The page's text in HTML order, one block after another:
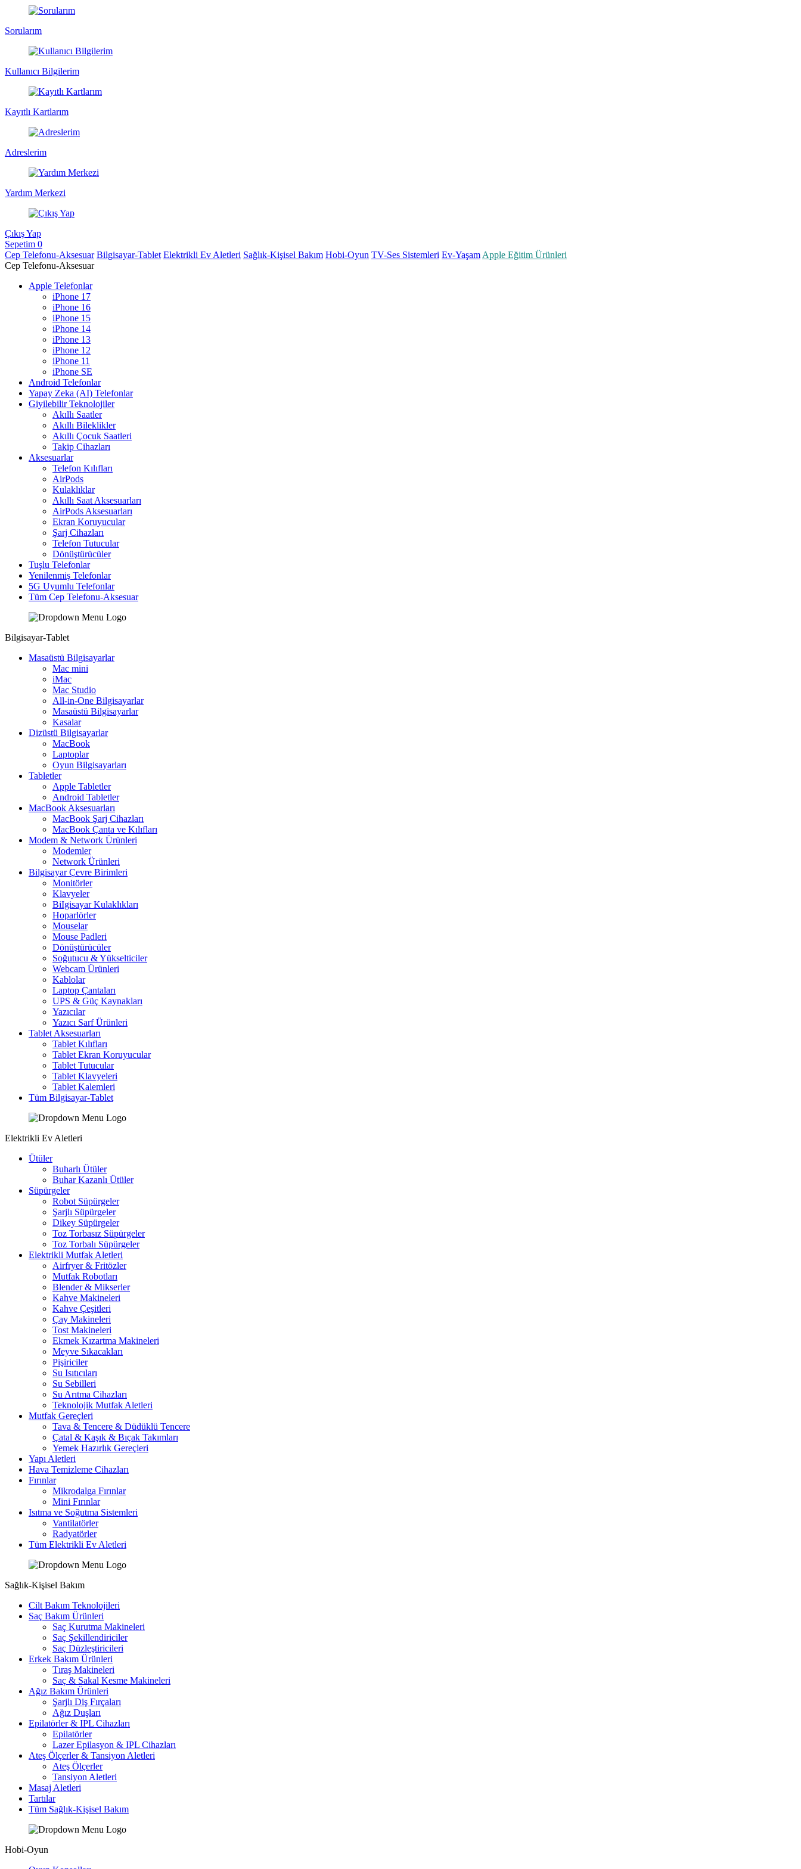
Sorularım
Kullanıcı Bilgilerim
Kayıtlı Kartlarım
Adreslerim
Yardım Merkezi
Çıkış Yap
Sepetim 0
Cep Telefonu-Aksesuar Bilgisayar-Tablet Elektrikli Ev Aletleri Sağlık-Kişisel Bakım Hobi-Oyun TV-Ses Sistemleri Ev-Yaşam Apple Eğitim Ürünleri
Cep Telefonu-Aksesuar
Apple Telefonlar
iPhone 17
iPhone 16
iPhone 15
iPhone 14
iPhone 13
iPhone 12
iPhone 11
iPhone SE
Android Telefonlar
Yapay Zeka (AI) Telefonlar
Giyilebilir Teknolojiler
Akıllı Saatler
Akıllı Bileklikler
Akıllı Çocuk Saatleri
Takip Cihazları
Aksesuarlar
Telefon Kılıfları
AirPods
Kulaklıklar
Akıllı Saat Aksesuarları
AirPods Aksesuarları
Ekran Koruyucular
Şarj Cihazları
Telefon Tutucular
Dönüştürücüler
Tuşlu Telefonlar
Yenilenmiş Telefonlar
5G Uyumlu Telefonlar
Tüm Cep Telefonu-Aksesuar
Bilgisayar-Tablet
Masaüstü Bilgisayarlar
Mac mini
iMac
Mac Studio
All-in-One Bilgisayarlar
Masaüstü Bilgisayarlar
Kasalar
Dizüstü Bilgisayarlar
MacBook
Laptoplar
Oyun Bilgisayarları
Tabletler
Apple Tabletler
Android Tabletler
MacBook Aksesuarları
MacBook Şarj Cihazları
MacBook Çanta ve Kılıfları
Modem & Network Ürünleri
Modemler
Network Ürünleri
Bilgisayar Çevre Birimleri
Monitörler
Klavyeler
BiIgisayar Kulaklıkları
Hoparlörler
Mouselar
Mouse Padleri
Dönüştürücüler
Soğutucu & Yükselticiler
Webcam Ürünleri
Kablolar
Laptop Çantaları
UPS & Güç Kaynakları
Yazıcılar
Yazıcı Sarf Ürünleri
Tablet Aksesuarları
Tablet Kılıfları
Tablet Ekran Koruyucular
Tablet Tutucular
Tablet Klavyeleri
Tablet Kalemleri
Tüm Bilgisayar-Tablet
Elektrikli Ev Aletleri
Ütüler
Buharlı Ütüler
Buhar Kazanlı Ütüler
Süpürgeler
Robot Süpürgeler
Şarjlı Süpürgeler
Dikey Süpürgeler
Toz Torbasız Süpürgeler
Toz Torbalı Süpürgeler
Elektrikli Mutfak Aletleri
Airfryer & Fritözler
Mutfak Robotları
Blender & Mikserler
Kahve Makineleri
Kahve Çeşitleri
Çay Makineleri
Tost Makineleri
Ekmek Kızartma Makineleri
Meyve Sıkacakları
Pişiriciler
Su Isıtıcıları
Su Sebilleri
Su Arıtma Cihazları
Teknolojik Mutfak Aletleri
Mutfak Gereçleri
Tava & Tencere & Düdüklü Tencere
Çatal & Kaşık & Bıçak Takımları
Yemek Hazırlık Gereçleri
Yapı Aletleri
Hava Temizleme Cihazları
Fırınlar
Mikrodalga Fırınlar
Mini Fırınlar
Isıtma ve Soğutma Sistemleri
Vantilatörler
Radyatörler
Tüm Elektrikli Ev Aletleri
Sağlık-Kişisel Bakım
Cilt Bakım Teknolojileri
Saç Bakım Ürünleri
Saç Kurutma Makineleri
Saç Şekillendiriciler
Saç Düzleştiricileri
Erkek Bakım Ürünleri
Tıraş Makineleri
Saç & Sakal Kesme Makineleri
Ağız Bakım Ürünleri
Şarjlı Diş Fırçaları
Ağız Duşları
Epilatörler & IPL Cihazları
Epilatörler
Lazer Epilasyon & IPL Cihazları
Ateş Ölçerler & Tansiyon Aletleri
Ateş Ölçerler
Tansiyon Aletleri
Masaj Aletleri
Tartılar
Tüm Sağlık-Kişisel Bakım
Hobi-Oyun